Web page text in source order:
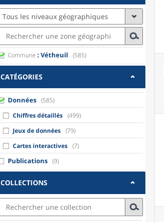
Tous les niveaux géographiques
Commune : Vétheuil (585)
CATÉGORIES
Données (585)
Chiffres détaillés (499)
Jeux de données (79)
Cartes interactives (7)
Publications (9)
COLLECTIONS